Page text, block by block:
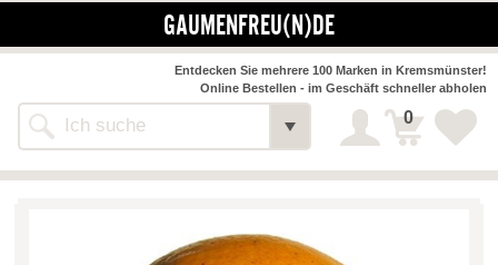
GAUMENFREU(N)DE
Alle Webseiten
Entdecken Sie mehrere 100 Marken in Kremsmünster!
Online Bestellen - im Geschäft schneller abholen
0
NAHVERSORGER
>> Bauernmarkt << Detail
Bäckerei-Konditorei-Café
Detail